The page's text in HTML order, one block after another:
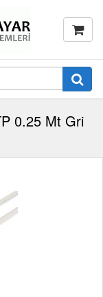
0.25 Mt Gri